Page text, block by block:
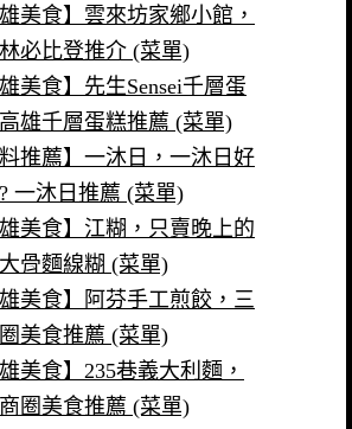
雄美食】雲來坊家鄉小館，
必比登推介 (菜單)
雄美食】先生Sensei千層蛋
雄千層蛋糕推薦 (菜單)
料推薦】一沐日，一沐日好
一沐日推薦 (菜單)
雄美食】江糊，只賣晚上的
骨麵線糊 (菜單)
雄美食】阿芬手工煎餃，三
美食推薦 (菜單)
雄美食】235巷義大利麵，
圈美食推薦 (菜單)